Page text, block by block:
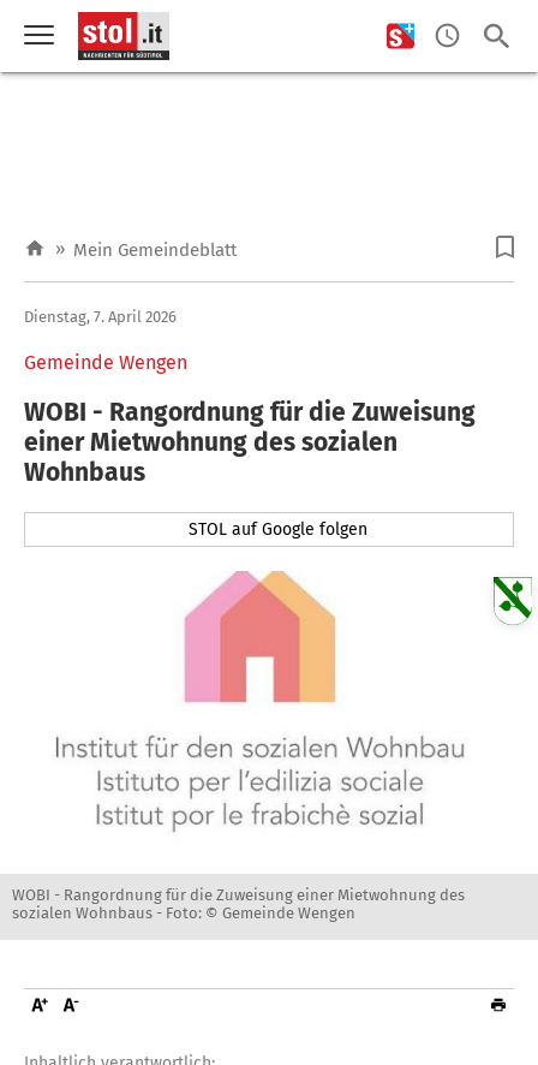
» Mein Gemeindeblatt
Gemeinde Wengen
Dienstag, 7. April 2026
WOBI - Rangordnung für die Zuweisung
einer Mietwohnung des sozialen
Wohnbaus
STOL auf Google folgen
WOBI - Rangordnung für die Zuweisung einer Mietwohnung des
sozialen Wohnbaus - Foto: © Gemeinde Wengen